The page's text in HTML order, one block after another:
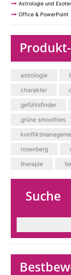
Astrologie und
Office & PowerPoint
astrologie
charakter
gefühlsfinder
grüne smoothies
rosenberg
therapie
Suche